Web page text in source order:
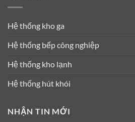
Hệ thống kho ga
Hệ thống bếp công nghiệp
Hệ thống kho lạnh
Hệ thống hút khói
NHẬN TIN MỚI